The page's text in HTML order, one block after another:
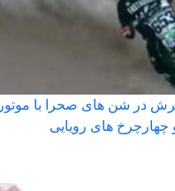
پرش در شن های صحرا با موتور
های رویایی